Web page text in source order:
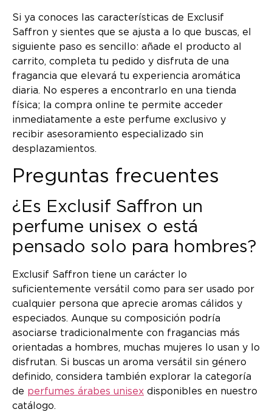
Si ya conoces las características de Exclusif
Saffron y sientes que se ajusta a lo que buscas, el
siguiente paso es sencillo: añade el producto al
carrito, completa tu pedido y disfruta de una
fragancia que elevará tu experiencia aromática
diaria. No esperes a encontrarlo en una tienda
física; la compra online te permite acceder
inmediatamente a este perfume exclusivo y
recibir asesoramiento especializado sin
desplazamientos.
Preguntas frecuentes
¿Es Exclusif Saffron un
perfume unisex o está
pensado solo para hombres?
Exclusif Saffron tiene un carácter lo
suficientemente versátil como para ser usado por
cualquier persona que aprecie aromas cálidos y
especiados. Aunque su composición podría
asociarse tradicionalmente con fragancias más
orientadas a hombres, muchas mujeres lo usan y lo
disfrutan. Si buscas un aroma versátil sin género
definido, considera también explorar la categoría
de perfumes árabes unisex disponibles en nuestro
catálogo.